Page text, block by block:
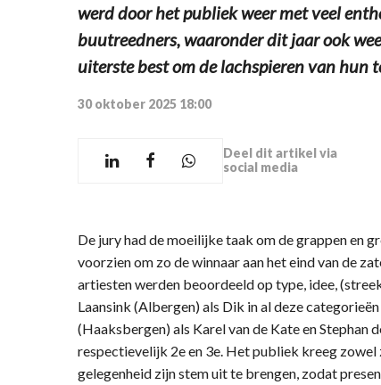
werd door het publiek weer met veel
buutreedners, waaronder dit jaar ook
uiterste best om de lachspieren van hun
30 oktober 2025 18:00
Deel dit artikel via
social media
De jury had de moeilijke taak om de grappen en
voorzien om zo de winnaar aan het eind van de
artiesten werden beoordeeld op type, idee,
Laansink (Albergen) als Dik in al deze
(Haaksbergen) als Karel van de Kate en Stephan
respectievelijk 2e en 3e. Het publiek kreeg
gelegenheid zijn stem uit te brengen, zodat